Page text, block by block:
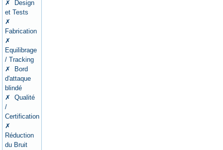
✗ Design
et Tests
✗
Fabrication
✗
Equilibrage
/ Tracking
✗ Bord
d'attaque
blindé
✗ Qualité
/
Certification
✗
Réduction
du Bruit